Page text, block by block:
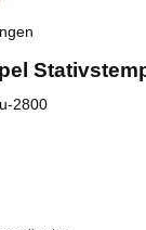
2800